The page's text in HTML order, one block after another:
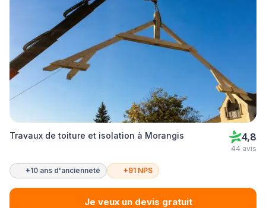
Travaux de toiture et isolation à Morangis 4,8
44 avis
+10 ans d'ancienneté +91 NPS
Je veux un devis gratuit